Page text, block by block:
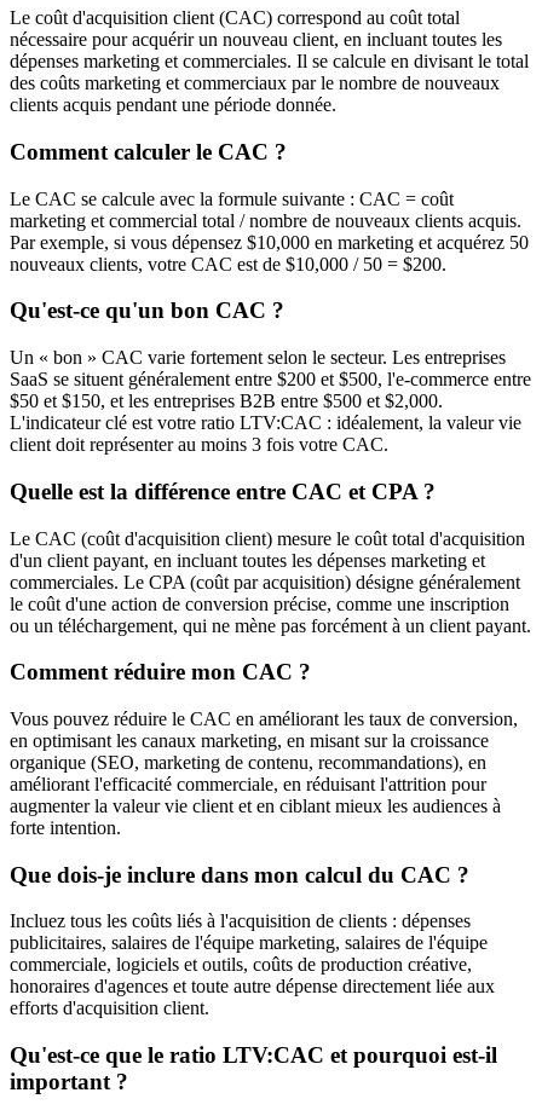
Le coût d'acquisition client (CAC) correspond au coût total
nécessaire pour acquérir un nouveau client, en incluant toutes les
dépenses marketing et commerciales. Il se calcule en divisant le total
des coûts marketing et commerciaux par le nombre de nouveaux
clients acquis pendant une période donnée.
Comment calculer le CAC ?
Le CAC se calcule avec la formule suivante : CAC = coût
marketing et commercial total / nombre de nouveaux clients acquis.
Par exemple, si vous dépensez $10,000 en marketing et acquérez 50
nouveaux clients, votre CAC est de $10,000 / 50 = $200.
Qu'est-ce qu'un bon CAC ?
Un « bon » CAC varie fortement selon le secteur. Les entreprises
SaaS se situent généralement entre $200 et $500, l'e-commerce entre
$50 et $150, et les entreprises B2B entre $500 et $2,000.
L'indicateur clé est votre ratio LTV:CAC : idéalement, la valeur vie
client doit représenter au moins 3 fois votre CAC.
Quelle est la différence entre CAC et CPA ?
Le CAC (coût d'acquisition client) mesure le coût total d'acquisition
d'un client payant, en incluant toutes les dépenses marketing et
commerciales. Le CPA (coût par acquisition) désigne généralement
le coût d'une action de conversion précise, comme une inscription
ou un téléchargement, qui ne mène pas forcément à un client payant.
Comment réduire mon CAC ?
Vous pouvez réduire le CAC en améliorant les taux de conversion,
en optimisant les canaux marketing, en misant sur la croissance
organique (SEO, marketing de contenu, recommandations), en
améliorant l'efficacité commerciale, en réduisant l'attrition pour
augmenter la valeur vie client et en ciblant mieux les audiences à
forte intention.
Que dois-je inclure dans mon calcul du CAC ?
Incluez tous les coûts liés à l'acquisition de clients : dépenses
publicitaires, salaires de l'équipe marketing, salaires de l'équipe
commerciale, logiciels et outils, coûts de production créative,
honoraires d'agences et toute autre dépense directement liée aux
efforts d'acquisition client.
Qu'est-ce que le ratio LTV:CAC et pourquoi est-il
important ?